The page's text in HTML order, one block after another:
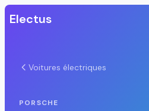
Electus
Voitures électriques
PORSCHE